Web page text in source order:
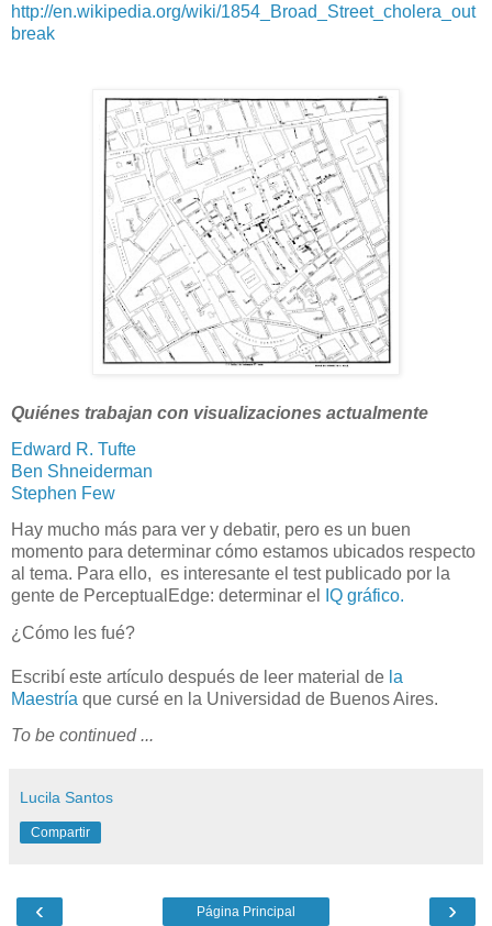
http://en.wikipedia.org/wiki/1854_Broad_Street_cholera_out
break
Quiénes trabajan con visualizaciones actualmente
Edward R. Tufte
Ben Shneiderman
Stephen Few
Hay mucho más para ver y debatir, pero es un buen
momento para determinar cómo estamos ubicados respecto
al tema. Para ello, es interesante el test publicado por la
gente de PerceptualEdge: determinar el
IQ gráfico.
¿Cómo les fué?
Escribí este artículo después de leer material de la
Maestría que cursé en la Universidad de Buenos Aires.
To be continued ...
Lucila Santos
Compartir
‹ ›
Página Principal